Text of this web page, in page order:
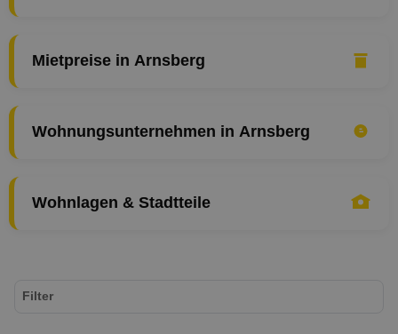
Mietpreise in Arnsberg
Wohnungsunternehmen in Arnsberg
Wohnlagen & Stadtteile
Filter